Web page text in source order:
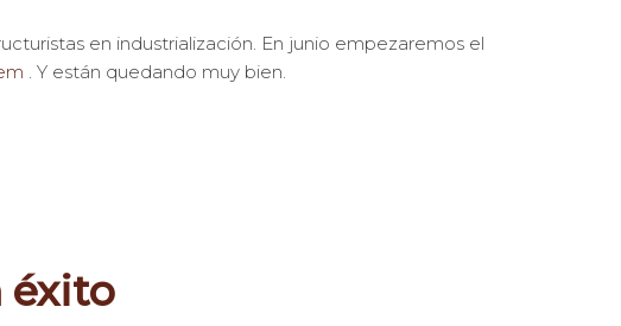
en industrialización. En junio empezaremos el
. Y están quedando muy bien.
éxito